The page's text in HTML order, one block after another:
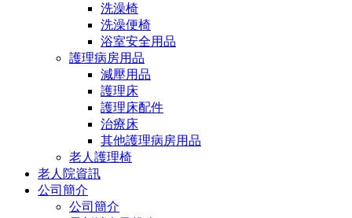
洗澡椅
洗澡便椅
浴室安全用品
護理病房用品
減壓用品
護理床
護理床配件
治療床
其他護理病房用品
老人護理椅
老人院資訊
公司簡介
公司簡介